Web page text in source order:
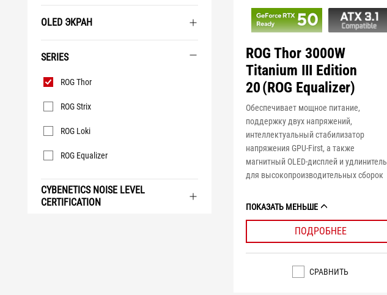
OLED ЭКРАН
SERIES
Series
ROG Thor
ROG Strix
ROG Loki
ROG Equalizer
CYBENETICS NOISE LEVEL
CERTIFICATION
ROG Thor 3000W
Titanium III Edition
20 (ROG Equalizer)
Обеспечивает мощное питание,
поддержку двух напряжений,
интеллектуальный стабилизатор
напряжения GPU-First, а также
магнитный OLED-дисплей и удлинитель
для высокопроизводительных сборок
ПОКАЗАТЬ МЕНЬШЕ
ПОДРОБНЕЕ
СРАВНИТЬ